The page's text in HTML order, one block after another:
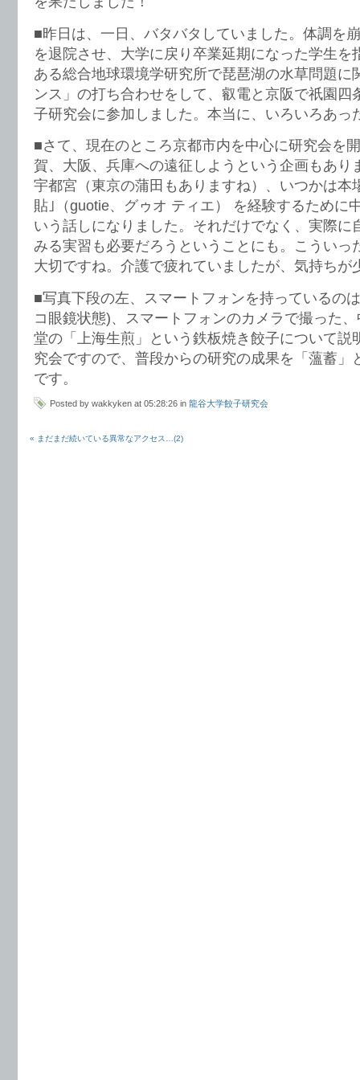
■昨日は、一日、バタバタしていました。体調を
を退院させ、大学に戻り卒業延期になった学生を
ある総合地球環境学研究所で琵琶湖の水草問題に
ンス」の打ち合わせをして、叡電と京阪で祇園四
子研究会に参加しました。本当に、いろいろあっ
■さて、現在のところ京都市内を中心に研究会を
賀、大阪、兵庫への遠征しようという企画もあり
宇都宮（東京の蒲田もありますね）、いつかは本
貼｣（guotie、グゥオ ティエ） を経験するために
いう話しになりました。それだけでなく、実際に
みる実習も必要だろうということにも。こういっ
大切ですね。介護で疲れていましたが、気持ちが
■写真下段の左、スマートフォンを持っているの
コ眼鏡状態)、スマートフォンのカメラで撮った
堂の「上海生煎」という鉄板焼き餃子について説
究会ですので、普段からの研究の成果を「薀蓄」
です。
Posted by wakkyken at 05:28:26 in 龍谷大学餃子研究会
« まだまだ続いている異常なアクセス…(2)